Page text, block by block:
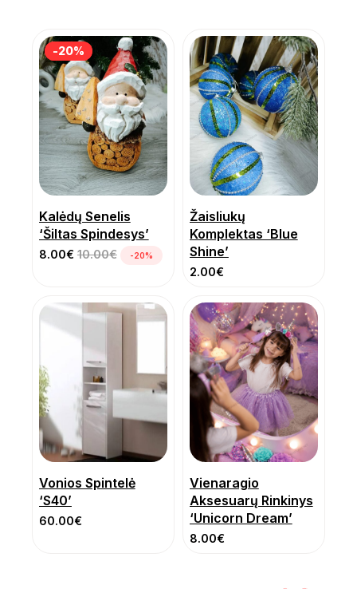
Kalėdų Senelis
‘Šiltas Spindesys’
8.00€ 10.00€
-20%
-20%
-20%
Žaisliukų
Komplektas ‘Blue
Shine’
2.00€
Vonios Spintelė
‘S40’
60.00€
Vienaragio
Aksesuarų Rinkinys
‘Unicorn Dream’
8.00€